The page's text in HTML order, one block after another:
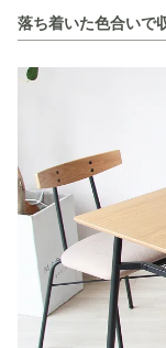
落ち着いた色合いで